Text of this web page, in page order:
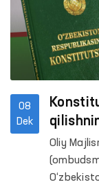
08
Dek
Oliy